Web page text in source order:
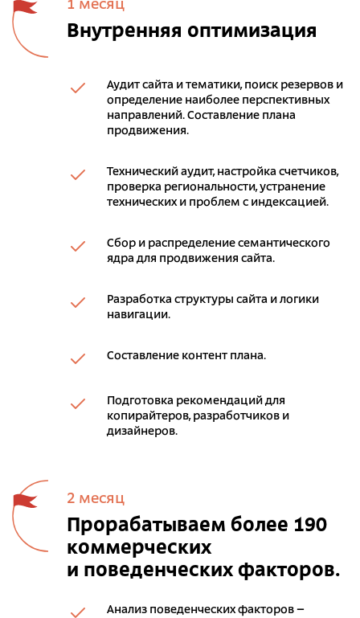
1 месяц
Внутренняя оптимизация
Аудит сайта и тематики, поиск резервов и
определение наиболее перспективных
направлений. Составление плана
продвижения.
Технический аудит, настройка счетчиков,
проверка региональности, устранение
технических и проблем с индексацией.
Сбор и распределение семантического
ядра для продвижения сайта.
Разработка структуры сайта и логики
навигации.
Составление контент плана.
Подготовка рекомендаций для
копирайтеров, разработчиков и
дизайнеров.
2 месяц
Прорабатываем более 190
коммерческих
и поведенческих факторов.
Анализ поведенческих факторов –